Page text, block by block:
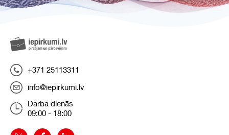
+371 25113311
info@iepirkumi.lv
Darba dienās
09:00 - 18:00